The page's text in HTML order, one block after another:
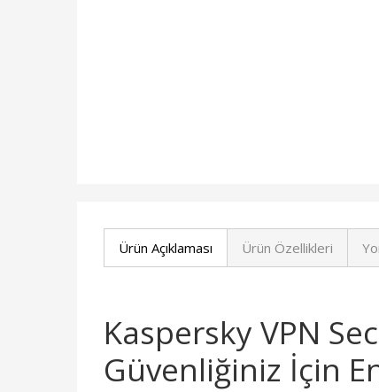
Ürün Açıklaması Ürün Özellikleri
Kaspersky VPN
Güvenliğiniz İçin